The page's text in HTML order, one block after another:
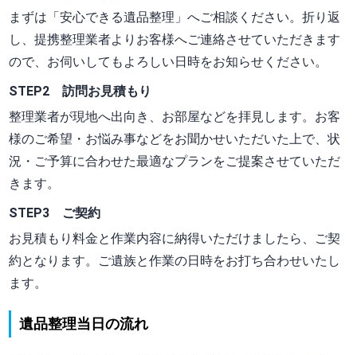
まずは 「安心できる遺品整理」へご相談ください。折り返
し、提携整理業者よりお客様へご連絡させていただきます
ので、お伺いしてもよろしい日時をお知らせください。
STEP2 訪問お見積もり
整理業者が現地へ出向き、お部屋などを拝見します。お客
様のご希望・お悩み事などをお聞かせいただいた上で、状
況・ご予算に合わせた最適なプランをご提案させていただ
きます。
STEP3 ご契約
お見積もり料金と作業内容に納得いただけましたら、ご契
約となります。ご遺族と作業の日時をお打ち合わせいたし
ます。
遺品整理当日の流れ